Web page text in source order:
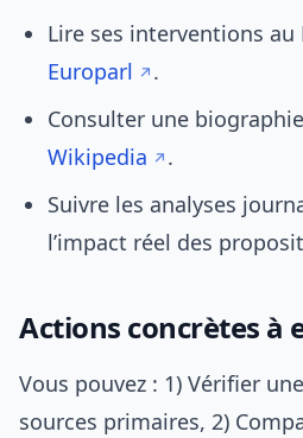
Lire ses interventions au
Europarl
.
Consulter une
Wikipedia
.
Suivre les analyses
l’impact réel des
Actions concrètes à
Vous pouvez : 1) Vérifier
sources primaires, 2)